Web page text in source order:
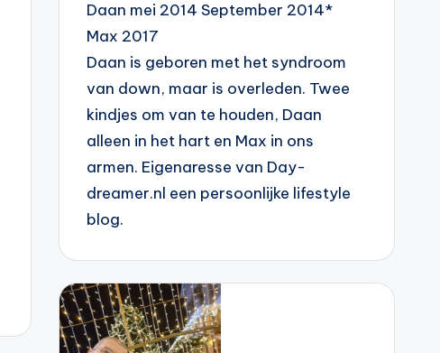
Daan mei 2014 September 2014*
Max 2017
Daan is geboren met het syndroom
van down, maar is overleden. Twee
kindjes om van te houden, Daan
alleen in het hart en Max in ons
armen. Eigenaresse van Day-
dreamer.nl een persoonlijke lifestyle
blog.